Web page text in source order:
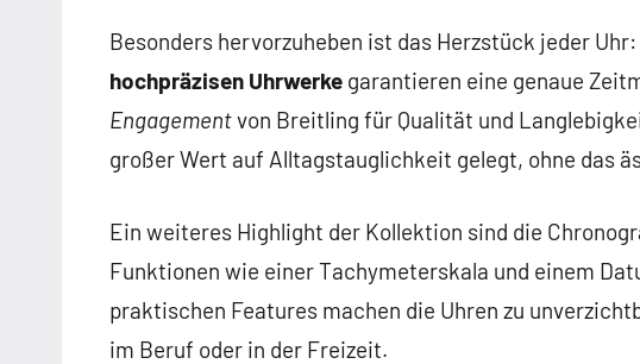
Besonders hervorzuheben ist das Herzstück jeder
hochpräzisen Uhrwerke garantieren eine genaue
Engagementvon Breitling für Qualität und
großer Wert auf Alltagstauglichkeit gelegt, ohne das
Ein weiteres Highlight der Kollektion sind die
Funktionen wie einer Tachymeterskala und einem
praktischen Features machen die Uhren zu
im Beruf oder in der Freizeit.